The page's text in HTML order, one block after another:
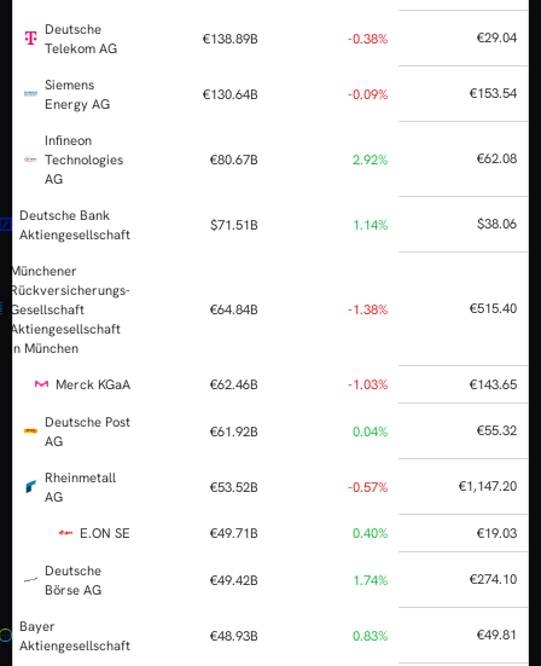
$237.95B
Siemens
Aktiengesellschaft
€213.42B
Allianz SE €164.42B -
Deutsche
Telekom AG
€138.89B -
Siemens
Energy AG
€130.64B -
Infineon
AG
Deutsche Bank
$71.51B
Münchener
Rückversicherungs-
Gesellschaft
Aktiengesellschaft